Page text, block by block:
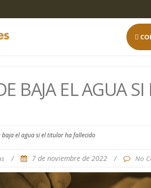
BAJA EL AGUA
baja el agua si el titular ha fallecido
/ 7 de noviembre de 2022 / No